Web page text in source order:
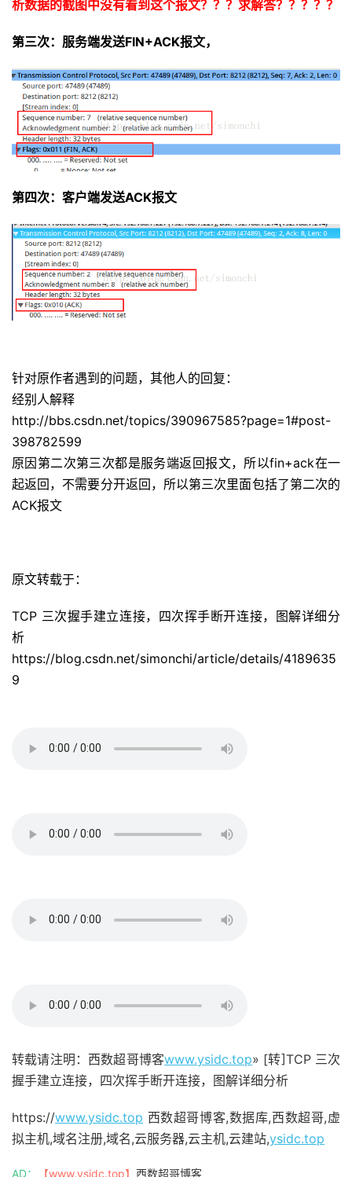
析数据的截图中没有看到这个报文？？？求解答？？？？？
第三次：服务端发送FIN+ACK报文，
第四次：客户端发送ACK报文
针对原作者遇到的问题，其他人的回复：
经别人解释
http://bbs.csdn.net/topics/390967585?page=1#post-
398782599
原因第二次第三次都是服务端返回报文，所以fin+ack在一
起返回，不需要分开返回，所以第三次里面包括了第二次的
ACK报文
原文转载于：
TCP 三次握手建立连接，四次挥手断开连接，图解详细分
析
https://blog.csdn.net/simonchi/article/details/4189635
9
转载请注明：西数超哥博客www.ysidc.top» [转]TCP 三次
握手建立连接，四次挥手断开连接，图解详细分析
https://www.ysidc.top 西数超哥博客,数据库,西数超哥,虚
拟主机,域名注册,域名,云服务器,云主机,云建站,ysidc.top
AD： 【www.ysidc.top】 西数超哥博客